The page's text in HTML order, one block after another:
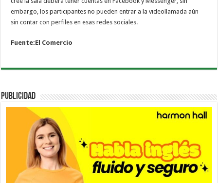
embargo, los participantes no pueden entrar a la videollamada aún
sin contar con perfiles en esas redes sociales.
Fuente:El Comercio
PUBLICIDAD